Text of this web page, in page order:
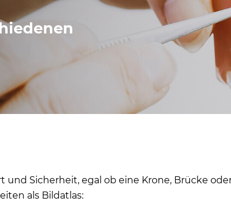
Sicherheit, egal ob eine Krone, Brücke
als Bildatlas: